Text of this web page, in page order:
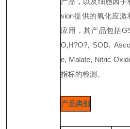
sion提供的氧化应激
应用，其产品包括
O,H?O?, SOD,
e, Malate, Nitric
指标的检测。
产品类别